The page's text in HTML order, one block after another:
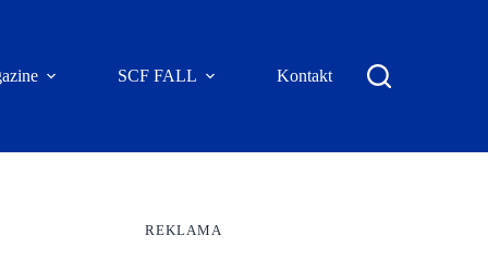
SCF FALL Kontakt
REKLAMA